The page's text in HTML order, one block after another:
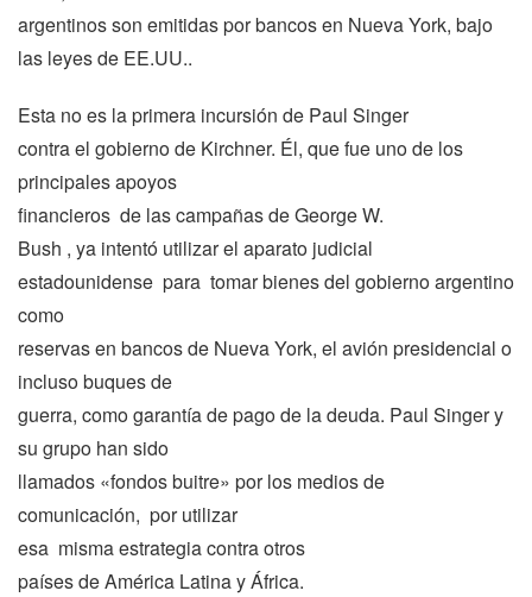
argentinos son emitidas por bancos en Nueva York, bajo
las leyes de EE.UU..
Esta no es la primera incursión de Paul Singer
contra el gobierno de Kirchner. Él, que fue uno de los
principales apoyos
financieros de las campañas de George W.
Bush , ya intentó utilizar el aparato judicial
estadounidense para tomar bienes del gobierno argentino
como
reservas en bancos de Nueva York, el avión presidencial o
incluso buques de
guerra, como garantía de pago de la deuda. Paul Singer y
su grupo han sido
llamados «fondos buitre» por los medios de
comunicación, por utilizar
esa misma estrategia contra otros
países de América Latina y África.